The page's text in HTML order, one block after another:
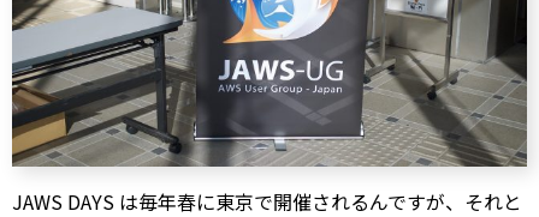
JAWS DAYS は毎年春に東京で開催されるんですが、それと